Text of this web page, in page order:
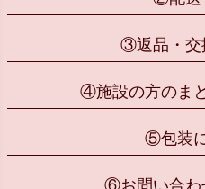
③返品・交
④施設の方のま
⑤包装